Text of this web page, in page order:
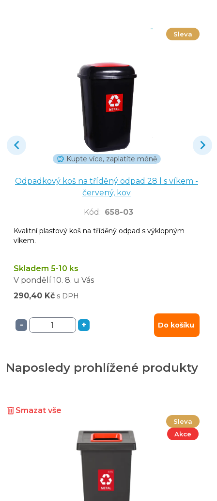
Sleva
Kupte více, zaplatíte méně
Odpadkový koš na tříděný odpad 28 l s víkem -
červený, kov
Kód : 658-03
Kvalitní plastový koš na tříděný odpad s výklopným
víkem.
Skladem 5-10 ks
V pondělí 10. 8. u Vás
290,40 Kč s DPH
- + Do košíku
Naposledy prohlížené produkty
Smazat vše
Sleva
Akce